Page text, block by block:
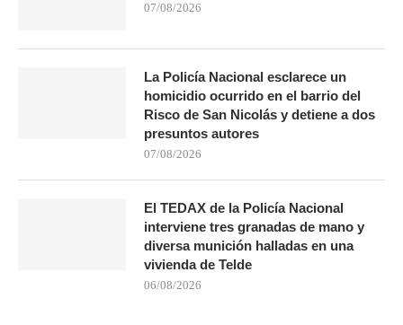
07/08/2026
La Policía Nacional esclarece un
homicidio ocurrido en el barrio del
Risco de San Nicolás y detiene a dos
presuntos autores
07/08/2026
El TEDAX de la Policía Nacional
interviene tres granadas de mano y
diversa munición halladas en una
vivienda de Telde
06/08/2026